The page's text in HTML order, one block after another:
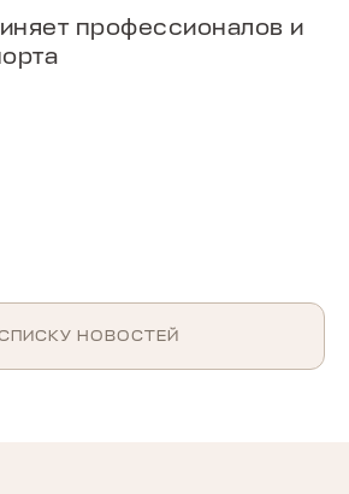
профессионалов и
НОВОСТЕЙ